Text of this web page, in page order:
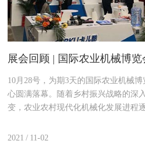
展会回顾 | 国际农业机械博
10月28号，为期3天的国际农业机械
心圆满落幕。随着乡村振兴战略的深
变，农业农村现代化机械化发展进程
2021 / 11-02